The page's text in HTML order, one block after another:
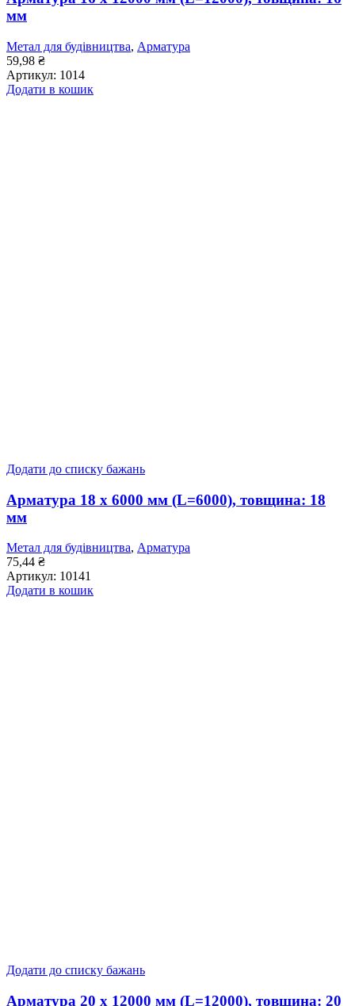
мм
Метал для будівництва, Арматура
59,98 ₴
Артикул: 1014
Додати в кошик
Додати до списку бажань
Арматура 18 x 6000 мм (L=6000), товщина: 18
мм
Метал для будівництва, Арматура
75,44 ₴
Артикул: 10141
Додати в кошик
Додати до списку бажань
Арматура 20 x 12000 мм (L=12000), товщина: 20